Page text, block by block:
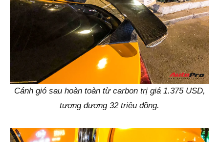
Cánh gió sau hoàn toàn từ carbon trị giá 1.375 USD,
tương đương 32 triệu đồng.